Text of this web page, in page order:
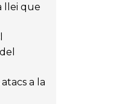
llei que
a la